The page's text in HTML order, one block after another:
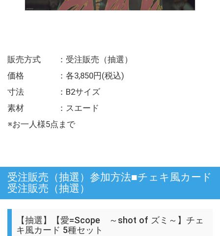
販売方式 ：受注販売（抽選）
価格 ：各3,850円(税込)
寸法 ：B2サイズ
素材 ：スエード
※お一人様5点まで
受注販売（抽選）参加方法■チェキ風カード
受注販売（抽選）
【抽選】【愛=Scope ～shot of ズミ～】チェ
キ風カード 5種セット